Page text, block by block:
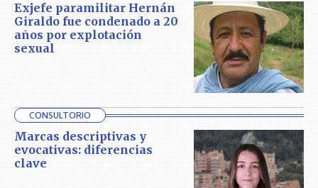
Exjefe paramilitar Hernán
Giraldo fue condenado a 20
años por explotación
sexual
CONSULTORIO
Marcas descriptivas y
evocativas: diferencias
clave